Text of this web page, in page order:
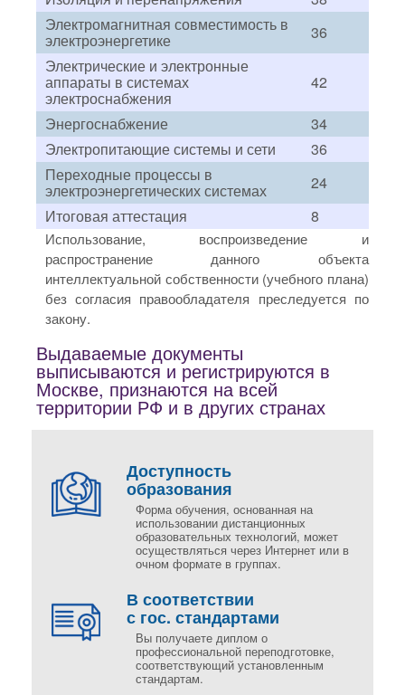
Электромагнитная совместимость в
электроэнергетике
36
Электрические и электронные
аппараты в системах
электроснабжения
42
Энергоснабжение
34
Электропитающие системы и сети
36
Переходные процессы в
электроэнергетических системах
24
Итоговая аттестация
8
Использование, воспроизведение и
распространение данного объекта
интеллектуальной собственности (учебного плана)
без согласия правообладателя преследуется по
закону.
Выдаваемые документы
выписываются и регистрируются в
Москве, признаются на всей
территории РФ и в других странах
Доступность
образования
Форма обучения, основанная на
использовании дистанционных
образовательных технологий, может
осуществляться через Интернет или в
очном формате в группах.
В соответствии
с гос. стандартами
Вы получаете диплом о
профессиональной переподготовке,
соответствующий установленным
стандартам.